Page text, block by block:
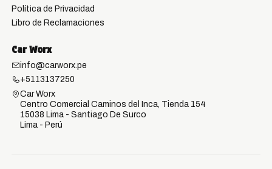
Política de Privacidad
Libro de Reclamaciones
Car Worx
info@carworx.pe
+5113137250
Car Worx
Centro Comercial Caminos del Inca, Tienda 154
15038 Lima - Santiago De Surco
Lima - Perú